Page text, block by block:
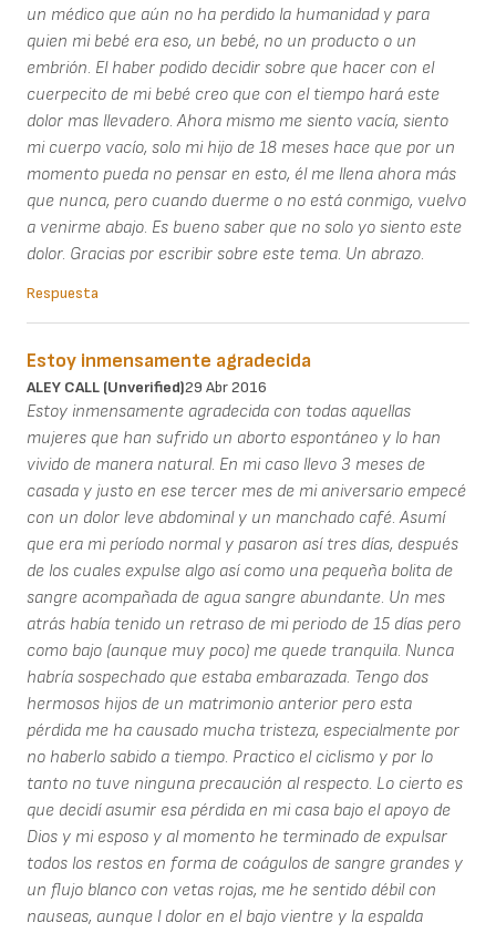
un médico que aún no ha perdido la humanidad y para
quien mi bebé era eso, un bebé, no un producto o un
embrión. El haber podido decidir sobre que hacer con el
cuerpecito de mi bebé creo que con el tiempo hará este
dolor mas llevadero. Ahora mismo me siento vacía, siento
mi cuerpo vacío, solo mi hijo de 18 meses hace que por un
momento pueda no pensar en esto, él me llena ahora más
que nunca, pero cuando duerme o no está conmigo, vuelvo
a venirme abajo. Es bueno saber que no solo yo siento este
dolor. Gracias por escribir sobre este tema. Un abrazo.
Respuesta
Estoy inmensamente agradecida
ALEY CALL (unverified)29 Abr 2016
Estoy inmensamente agradecida con todas aquellas
mujeres que han sufrido un aborto espontáneo y lo han
vivido de manera natural. En mi caso llevo 3 meses de
casada y justo en ese tercer mes de mi aniversario empecé
con un dolor leve abdominal y un manchado café. Asumí
que era mi período normal y pasaron así tres días, después
de los cuales expulse algo así como una pequeña bolita de
sangre acompañada de agua sangre abundante. Un mes
atrás había tenido un retraso de mi periodo de 15 días pero
como bajo (aunque muy poco) me quede tranquila. Nunca
habría sospechado que estaba embarazada. Tengo dos
hermosos hijos de un matrimonio anterior pero esta
pérdida me ha causado mucha tristeza, especialmente por
no haberlo sabido a tiempo. Practico el ciclismo y por lo
tanto no tuve ninguna precaución al respecto. Lo cierto es
que decidí asumir esa pérdida en mi casa bajo el apoyo de
Dios y mi esposo y al momento he terminado de expulsar
todos los restos en forma de coágulos de sangre grandes y
un flujo blanco con vetas rojas, me he sentido débil con
nauseas, aunque l dolor en el bajo vientre y la espalda